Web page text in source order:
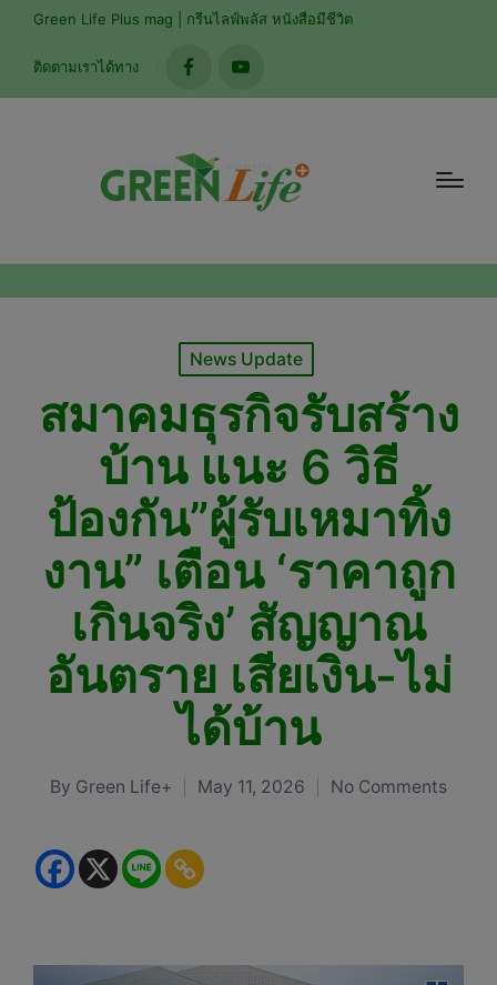
Green Life Plus mag | กรีนไลฟ์พลัส หนังสือมีชีวิต
ติดตามเราได้ทาง
facebookyoutube
Posted
News Update
สมาคมธุรกิจรับสร้าง
บ้าน แนะ 6 วิธี
ป้องกัน”ผู้รับเหมาทิ้ง
งาน” เตือน ‘ราคาถูก
เกินจริง’ สัญญาณ
อันตราย เสียเงิน-ไม่
ได้บ้าน
Posted
By Green Life+ May 11, 2026 No Comments
modal-check